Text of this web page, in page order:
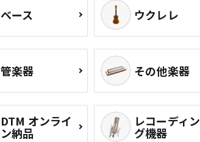
ベース ウクレレ
管楽器 その他楽器
DTM オンライ
ン納品
レコーディン
グ機器